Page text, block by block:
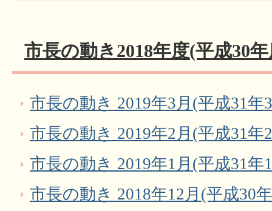
市長の動き2018年度(平成30
市長の動き 2019年3月(平成31年
市長の動き 2019年2月(平成31年
市長の動き 2019年1月(平成31年
市長の動き 2018年12月(平成30